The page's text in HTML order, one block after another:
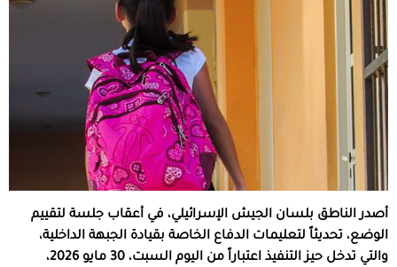
أصدر الناطق بلسان الجيش الإسرائيلي، في أعقاب جلسة لتقييم
الوضع، تحديثاً لتعليمات الدفاع الخاصة بقيادة الجبهة الداخلية،
والتي تدخل حيز التنفيذ اعتباراً من اليوم السبت، 30 مايو 2026،